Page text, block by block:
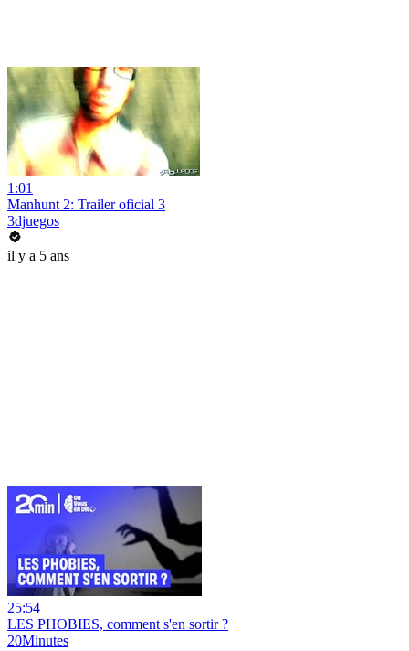
1:01
Manhunt 2: Trailer oficial 3
3djuegos
il y a 5 ans
25:54
LES PHOBIES, comment s'en sortir ?
20Minutes